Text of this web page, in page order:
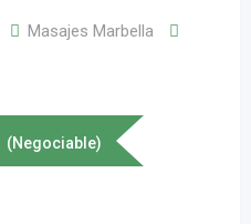
Masajes Marbella
(Negociable)